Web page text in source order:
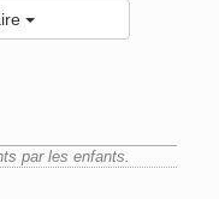
par les enfants.